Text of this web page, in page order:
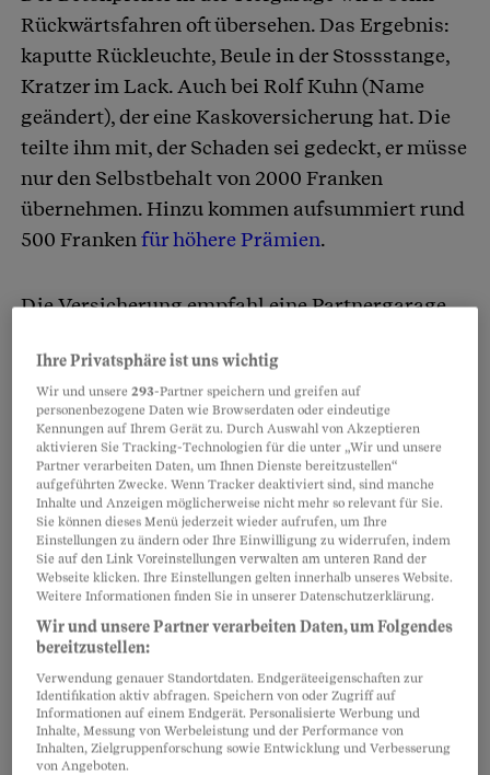
Rückwärtsfahren oft übersehen. Das Ergebnis:
kaputte Rückleuchte, Beule in der Stossstange,
Kratzer im Lack. Auch bei Rolf Kuhn (Name
geändert), der eine Kaskoversicherung hat. Die
teilte ihm mit, der Schaden sei gedeckt, er müsse
nur den Selbstbehalt von 2000 Franken
übernehmen. Hinzu kommen aufsummiert rund
500 Frankenfür höhere Prämien.
Die Versicherung empfahl eine Partnergarage
Autoversicherung bietet solche Partnerdeals an.
Falls sich die Kundschaft verpflichtet, immer
dort reparieren zu lassen, winkenRabatte bei
der Prämie.
Partnerinhalte
Ihre Privatsphäre ist uns wichtig
Wir und unsere293-Partner speichern und greifen auf
personenbezogene Daten wie Browserdaten oder eindeutige
Kennungen auf Ihrem Gerät zu. Durch Auswahl von Akzeptieren
aktivieren Sie Tracking-Technologien für die unter „Wir und unsere
Partner verarbeiten Daten, um Ihnen Dienste bereitzustellen“
aufgeführten Zwecke. Wenn Tracker deaktiviert sind, sind manche
Inhalte und Anzeigen möglicherweise nicht mehr so relevant für Sie.
Sie können dieses Menü jederzeit wieder aufrufen, um Ihre
Einstellungen zu ändern oder Ihre Einwilligung zu widerrufen, indem
Sie auf den Link Voreinstellungen verwalten am unteren Rand der
Webseite klicken. Ihre Einstellungen gelten innerhalb unseres Website.
Weitere Informationen finden Sie in unserer Datenschutzerklärung.
Wir und unsere Partner verarbeiten Daten, um Folgendes
bereitzustellen:
Verwendung genauer Standortdaten. Endgeräteeigenschaften zur
Identifikation aktiv abfragen. Speichern von oder Zugriff auf
Informationen auf einem Endgerät. Personalisierte Werbung und
Inhalte, Messung von Werbeleistung und der Performance von
Inhalten, Zielgruppenforschung sowie Entwicklung und Verbesserung
von Angeboten.